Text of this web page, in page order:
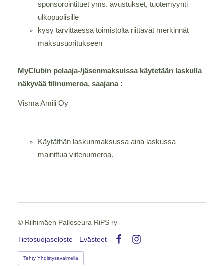
sponsorointituet yms. avustukset, tuotemyynti
ulkopuolisille
kysy tarvittaessa toimistolta riittävät merkinnät
maksusuoritukseen
MyClubin pelaaja-/jäsenmaksuissa käytetään laskulla
näkyvää tilinumeroa, saajana :
Visma Amili Oy
Käytäthän laskunmaksussa aina laskussa
mainittua viitenumeroa.
© Riihimäen Palloseura RiPS ry
Tietosuojaseloste
Evästeet
Tehty Yhdistysavaimella